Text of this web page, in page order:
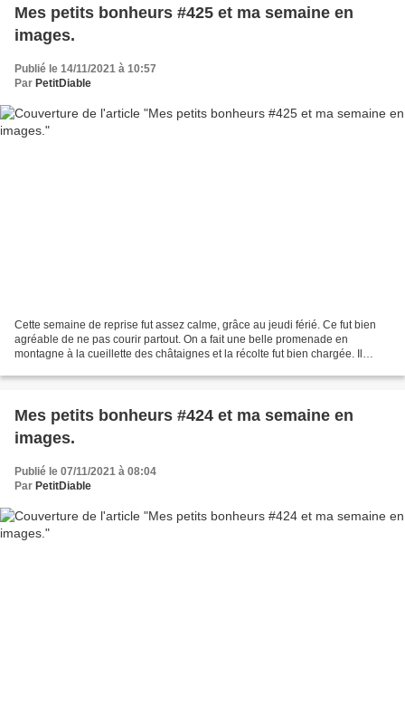
Mes petits bonheurs #425 et ma semaine en
images.
Publié le 14/11/2021 à 10:57
Par PetitDiable
Cette semaine de reprise fut assez calme, grâce au jeudi férié. Ce fut bien
agréable de ne pas courir partout. On a fait une belle promenade en
montagne à la cueillette des châtaignes et la récolte fut bien chargée. Il
Mes petits bonheurs #424 et ma semaine en
images.
Publié le 07/11/2021 à 08:04
Par PetitDiable